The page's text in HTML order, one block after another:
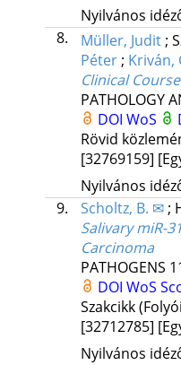
Nyilvános
8.
Müller, Judit ;
Péter ; Kriván,
Clinical
PATHOLOGY
DOI WoS
Rövid
[32769159]
Nyilvános
9.
Scholtz, B. ✉ ;
Salivary miR-
Carcinoma
PATHOGENS
DOI WoS
Szakcikk
[32712785]
Nyilvános